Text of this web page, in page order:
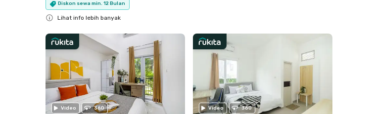
Diskon sewa min. 12 Bulan
Lihat info lebih banyak
Video 360 Video 360